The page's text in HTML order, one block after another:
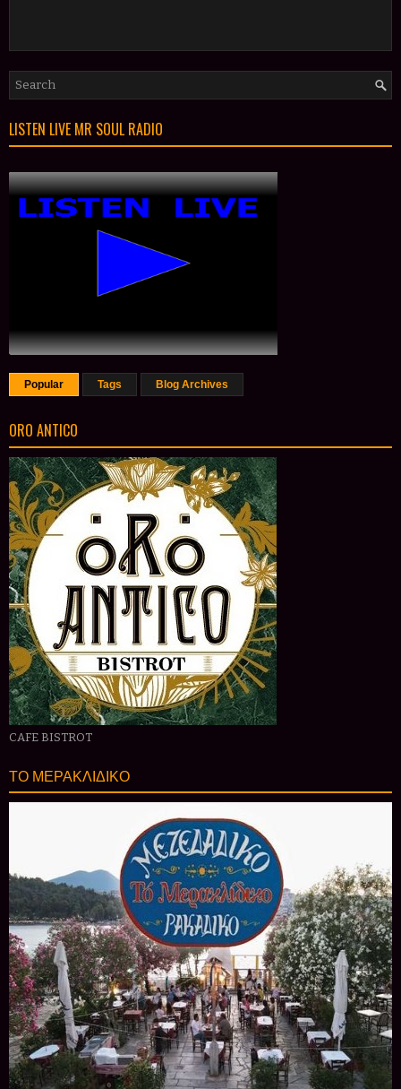
LISTEN LIVE MR SOUL RADIO
Popular Tags Blog Archives
ORO ANTICO
CAFE BISTROT
ΤΟ ΜΕΡΑΚΛΙΔΙΚΟ